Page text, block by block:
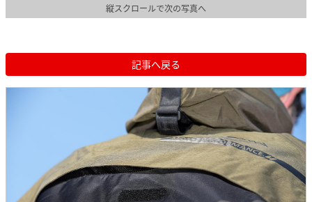
縦スクロールで次の写真へ
記事へ戻る